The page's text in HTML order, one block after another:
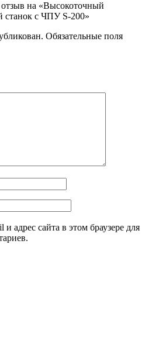
отзыв на «Высокоточный
станок с ЧПУ S-200»
Обязательные поля
адрес сайта в этом браузере для